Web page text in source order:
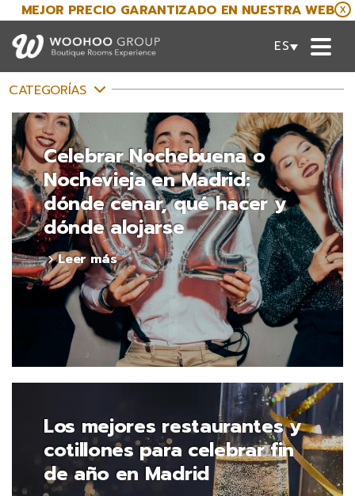
X
MEJOR PRECIO GARANTIZADO EN NUESTRA WEB
ESPAÑOL
CATEGORÍAS
Celebrar Nochebuena o
Nochevieja en Madrid:
dónde cenar, qué hacer y
dónde alojarse
Leer más
Los mejores restaurantes y
cotillones para celebrar fin
de año en Madrid